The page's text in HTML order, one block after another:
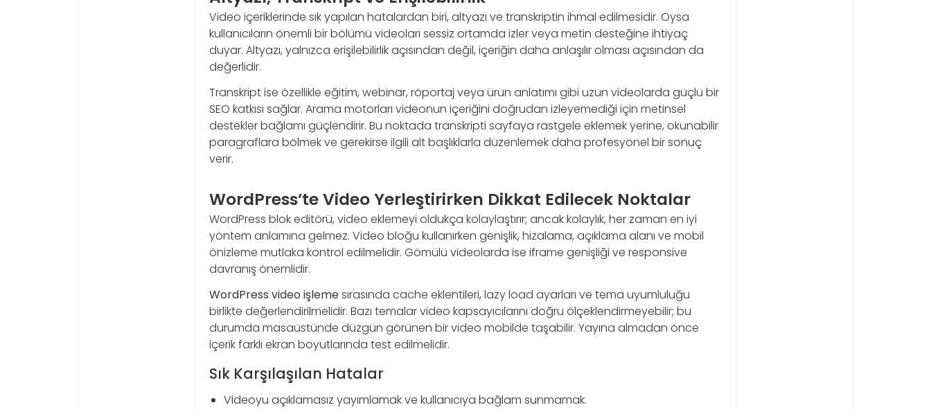
Video içeriklerinde sık yapılan hatalardan biri, altyazı ve transkriptin ihmal edilmesidir. Oysa
kullanıcıların önemli bir bölümü videoları sessiz ortamda izler veya metin desteğine ihtiyaç
duyar. Altyazı, yalnızca erişilebilirlik açısından değil, içeriğin daha anlaşılır olması açısından da
değerlidir.
Transkript ise özellikle eğitim, webinar, röportaj veya ürün anlatımı gibi uzun videolarda güçlü bir
SEO katkısı sağlar. Arama motorları videonun içeriğini doğrudan izleyemediği için metinsel
destekler bağlamı güçlendirir. Bu noktada transkripti sayfaya rastgele eklemek yerine, okunabilir
paragraflara bölmek ve gerekirse ilgili alt başlıklarla düzenlemek daha profesyonel bir sonuç
verir.
WordPress’te Video Yerleştirirken Dikkat Edilecek Noktalar
WordPress blok editörü, video eklemeyi oldukça kolaylaştırır; ancak kolaylık, her zaman en iyi
yöntem anlamına gelmez. Video bloğu kullanırken genişlik, hizalama, açıklama alanı ve mobil
önizleme mutlaka kontrol edilmelidir. Gömülü videolarda ise iframe genişliği ve responsive
davranış önemlidir.
WordPress video işlemesırasında cache eklentileri, lazy load ayarları ve tema uyumluluğu
birlikte değerlendirilmelidir. Bazı temalar video kapsayıcılarını doğru ölçeklendirmeyebilir; bu
durumda masaüstünde düzgün görünen bir video mobilde taşabilir. Yayına almadan önce
içerik farklı ekran boyutlarında test edilmelidir.
Sık Karşılaşılan Hatalar
Videoyu açıklamasız yayımlamak ve kullanıcıya bağlam sunmamak.